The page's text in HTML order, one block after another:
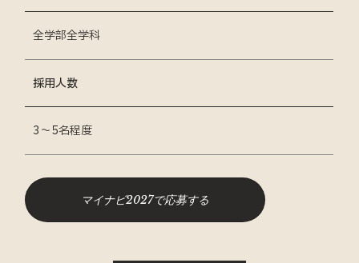
全学部全学科
採用人数
3～5名程度
マイナビ2027で応募する